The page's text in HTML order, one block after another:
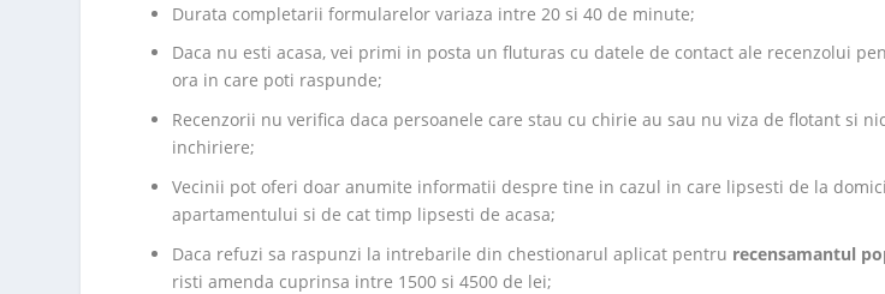
Durata completarii formularelor variaza intre 20 si 40 de minute;
Daca nu esti acasa, vei primi in posta un fluturas cu datele de contact ale recenzolui
ora in care poti raspunde;
Recenzorii nu verifica daca persoanele care stau cu chirie au sau nu viza de flotant si
inchiriere;
Vecinii pot oferi doar anumite informatii despre tine in cazul in care lipsesti de la
apartamentului si de cat timp lipsesti de acasa;
Daca refuzi sa raspunzi la intrebarile din chestionarul aplicat pentru recensamantul
risti amenda cuprinsa intre 1500 si 4500 de lei;